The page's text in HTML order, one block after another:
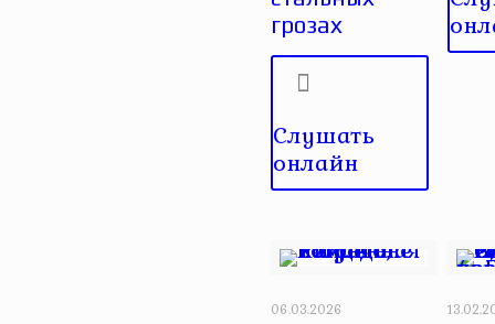
грозах
Слушать
онлайн
06.03.2026